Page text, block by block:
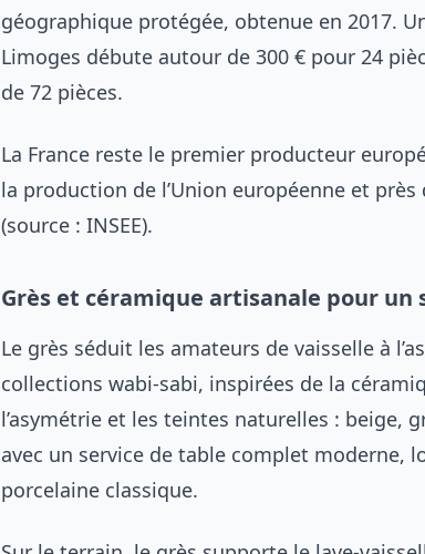
géographique protégée, obtenue en 2017.
Limoges débute autour de 300 € pour 24
de 72 pièces.
La France reste le premier producteur
la production de l’Union européenne et
(source : INSEE).
Grès et céramique artisanale pour un
Le grès séduit les amateurs de vaisselle à
collections wabi-sabi, inspirées de la
l’asymétrie et les teintes naturelles : beige,
avec un service de table complet moderne,
porcelaine classique.